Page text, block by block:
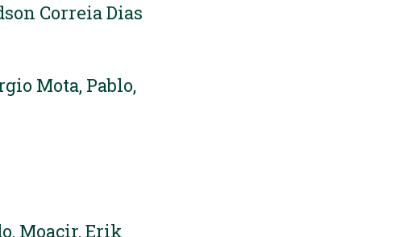
Correia Dias
Mota, Pablo,
Moacir, Erik